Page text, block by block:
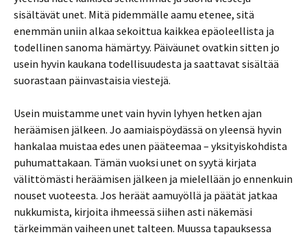
sisältävät unet. Mitä pidemmälle aamu etenee, sitä
enemmän uniin alkaa sekoittua kaikkea epäoleellista ja
todellinen sanoma hämärtyy. Päiväunet ovatkin sitten jo
usein hyvin kaukana todellisuudesta ja saattavat sisältää
suorastaan päinvastaisia viestejä.
Usein muistamme unet vain hyvin lyhyen hetken ajan
heräämisen jälkeen. Jo aamiaispöydässä on yleensä hyvin
hankalaa muistaa edes unen pääteemaa – yksityiskohdista
puhumattakaan. Tämän vuoksi unet on syytä kirjata
välittömästi heräämisen jälkeen ja mielellään jo ennenkuin
nouset vuoteesta. Jos heräät aamuyöllä ja päätät jatkaa
nukkumista, kirjoita ihmeessä siihen asti näkemäsi
tärkeimmän vaiheen unet talteen. Muussa tapauksessa